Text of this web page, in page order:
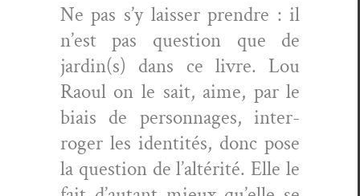
Ne pas s’y laiss­er pren­dre : il
n’est pas ques­tion que de
jardin(s) dans ce livre. Lou
Raoul on le sait, aime, par le
biais de per­son­nages, inter­
roger les iden­tités, donc pose
la ques­tion de l’altérité. Elle le